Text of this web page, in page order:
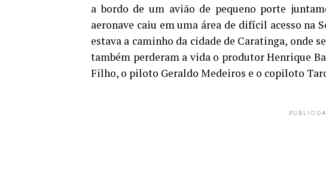
a bordo de um avião de pequeno porte
aeronave caiu em uma área de difícil acesso na
estava a caminho da cidade de Caratinga, onde
também perderam a vida o produtor Henrique
Filho, o piloto Geraldo Medeiros e o copiloto